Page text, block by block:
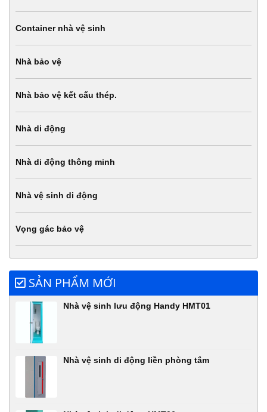
Container nhà vệ sinh
Nhà bảo vệ
Nhà bảo vệ kết cấu thép.
Nhà di động
Nhà di động thông minh
Nhà vệ sinh di động
Vọng gác bảo vệ
SẢN PHẨM MỚI
Nhà vệ sinh lưu động Handy HMT01
Nhà vệ sinh di động liền phòng tắm